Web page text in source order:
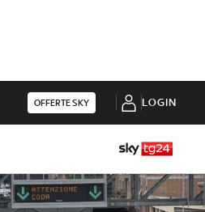
OFFERTE SKY LOGIN